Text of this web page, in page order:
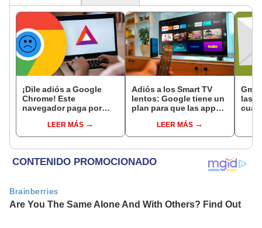
¡Dile adiós a Google
Chrome! Este
navegador paga por
ver anuncios
LEER MÁS
Adiós a los Smart TV
lentos: Google tiene un
plan para que las apps
sin 'lag'LEER MÁS
las